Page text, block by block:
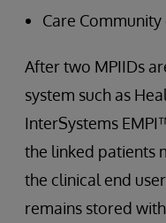
Care
After two MPIIDs
system such as
InterSystems
the linked patients
the clinical end
remains stored